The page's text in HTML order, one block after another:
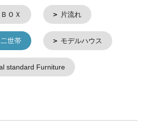
ＢＯＸ 片流れ
二世帯 モデルハウス
standard Furniture